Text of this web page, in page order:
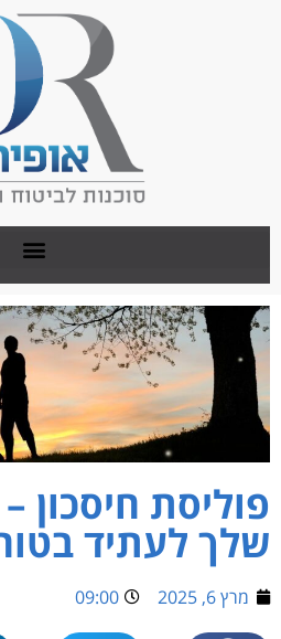
פוליסת חיסכון
שלך לעתיד
מרץ 6, 2025 09:00